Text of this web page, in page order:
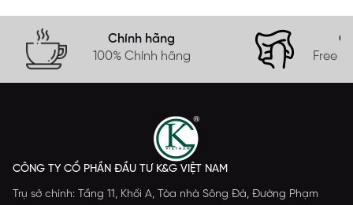
Chính hãng
100% Chính hãng
Free
CÔNG TY CỔ PHẦN ĐẦU TƯ K&G VIỆT NAM
Trụ sở chính: Tầng 11, Khối A, Tòa nhà Sông Đà, Đường Phạm